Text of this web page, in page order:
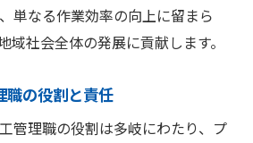
単なる作業効率の向上に留まら
域社会全体の発展に貢献します。
職の役割と責任
管理職の役割は多岐にわたり、プ